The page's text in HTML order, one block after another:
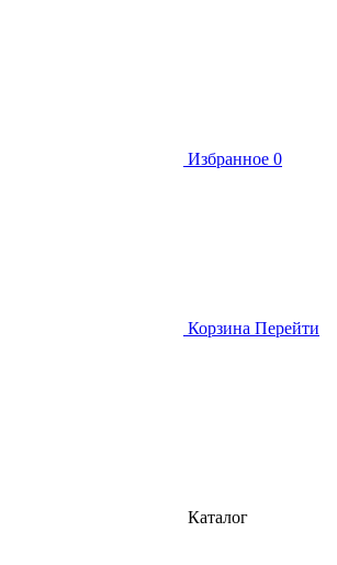
Избранное 0
Корзина Перейти
Каталог